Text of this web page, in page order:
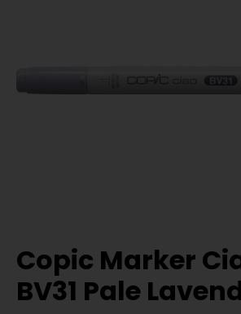
Copic Marker
BV31 Pale